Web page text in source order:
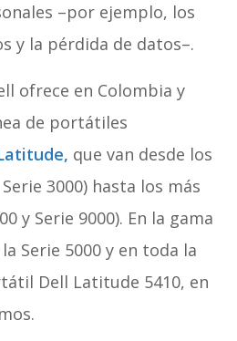
–por ejemplo, los
y la pérdida de datos–.
ofrece en Colombia y
de portátiles
que van desde los
3000) hasta los más
y Serie 9000). En la gama
Serie 5000 y en toda la
Dell Latitude 5410, en